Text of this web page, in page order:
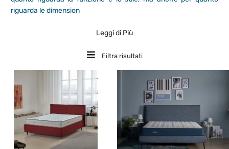
riguarda le dimension
Leggi di Più
Filtra risultati